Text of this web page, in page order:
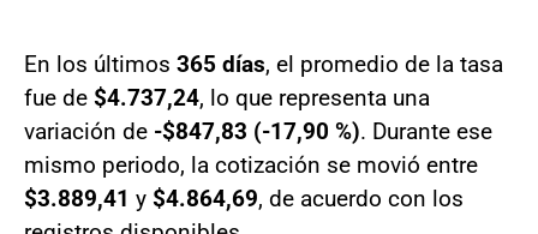
En los últimos 365 días, el promedio de la tasa
fue de $4.737,24, lo que representa una
variación de -$847,83 (-17,90 %). Durante ese
mismo periodo, la cotización se movió entre
$3.889,41 y $4.864,69, de acuerdo con los